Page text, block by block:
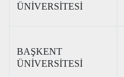
ÜNİVERSİTESİ
BAŞKENT
ÜNİVERSİTESİ